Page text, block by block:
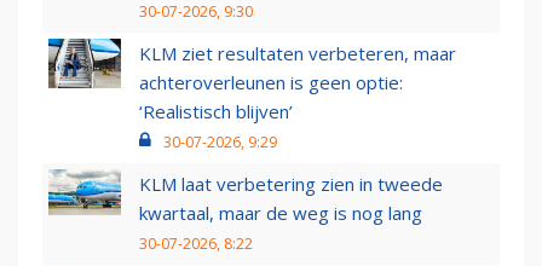
30-07-2026, 9:30
KLM ziet resultaten verbeteren, maar
achteroverleunen is geen optie:
‘Realistisch blijven’
30-07-2026, 9:29
KLM laat verbetering zien in tweede
kwartaal, maar de weg is nog lang
30-07-2026, 8:22